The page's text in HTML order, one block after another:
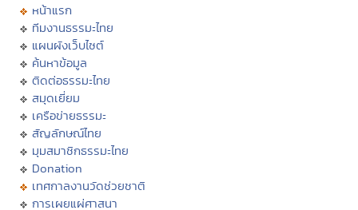
หน้าแรก
ทีมงานธรรมะไทย
แผนผังเว็บไซต์
ค้นหาข้อมูล
ติดต่อธรรมะไทย
สมุดเยี่ยม
เครือข่ายธรรมะ
สัญลักษณ์ไทย
มุมสมาชิกธรรมะไทย
Donation
เทศกาลงานวัดช่วยชาติ
การเผยแผ่ศาสนา